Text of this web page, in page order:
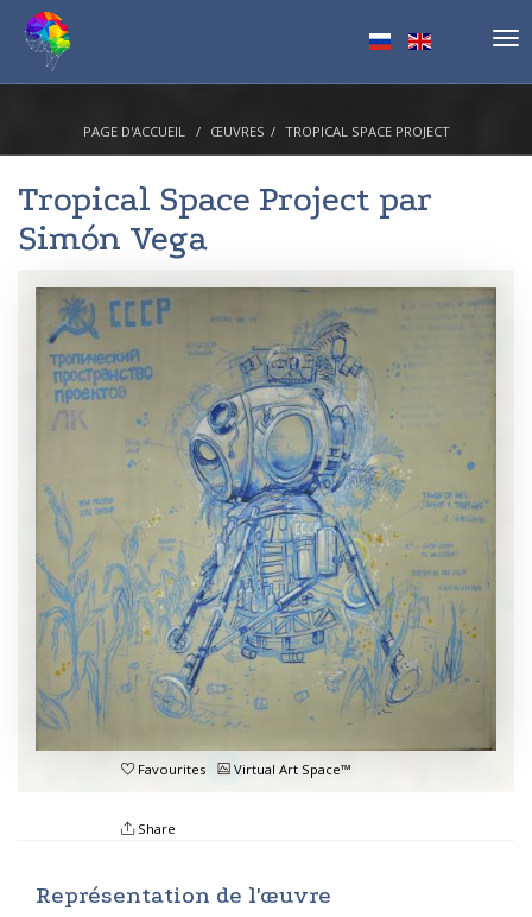
PAGE D'ACCUEIL ŒUVRES TROPICAL SPACE PROJECT
Tropical Space Project par
Simón Vega
Favourites Virtual Art Space™
Share
Représentation de l'œuvre